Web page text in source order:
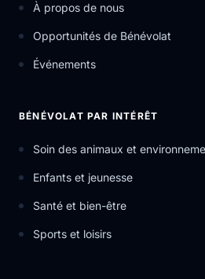
À propos de nous
Opportunités de Bénévolat
Événements
BÉNÉVOLAT PAR INTÉRÊT
Soin des animaux et
Enfants et jeunesse
Santé et bien-être
Sports et loisirs